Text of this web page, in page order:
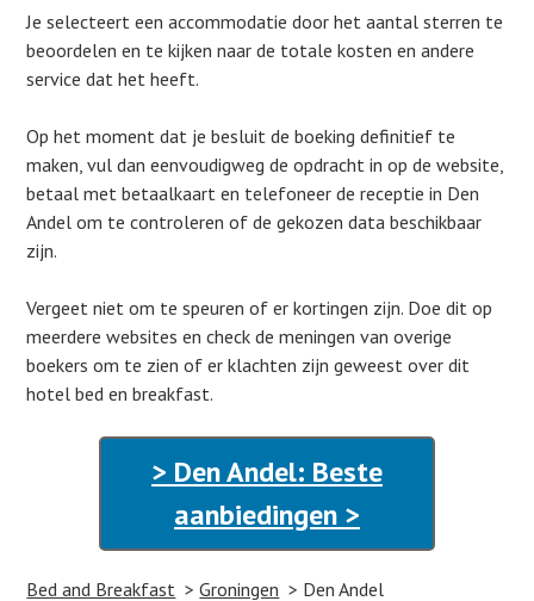
Je selecteert een accommodatie door het aantal sterren te
beoordelen en te kijken naar de totale kosten en andere
service dat het heeft.
Op het moment dat je besluit de boeking definitief te
maken, vul dan eenvoudigweg de opdracht in op de website,
betaal met betaalkaart en telefoneer de receptie in Den
Andel om te controleren of de gekozen data beschikbaar
zijn.
Vergeet niet om te speuren of er kortingen zijn. Doe dit op
meerdere websites en check de meningen van overige
boekers om te zien of er klachten zijn geweest over dit
hotel bed en breakfast.
> Den Andel: Beste
aanbiedingen >
Bed and Breakfast Groningen Den Andel